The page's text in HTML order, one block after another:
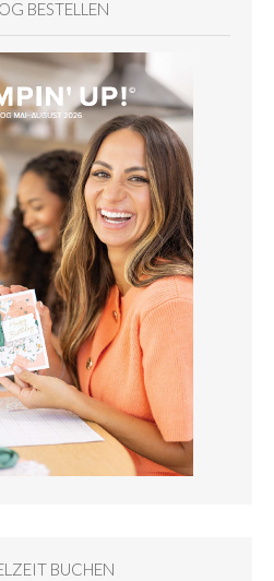
BESTELLEN
BUCHEN